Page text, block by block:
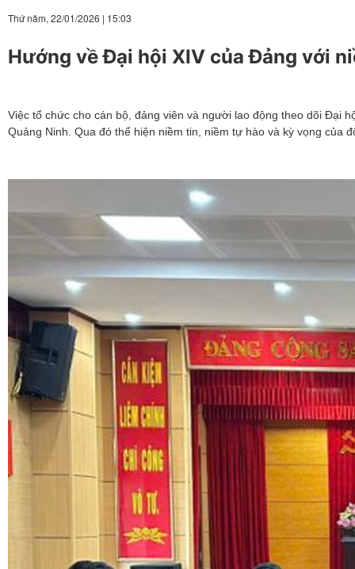
Thứ năm, 22/01/2026 | 15:03
Hướng về Đại hội XIV của Đảng với
Việc tổ chức cho cán bộ, đảng viên và người lao động theo dõi Đại
Quảng Ninh. Qua đó thể hiện niềm tin, niềm tự hào và kỳ vọng